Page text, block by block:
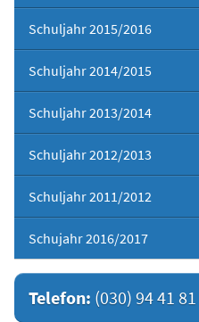
Schuljahr 2015/2016
Schuljahr 2014/2015
Schuljahr 2013/2014
Schuljahr 2012/2013
Schuljahr 2011/2012
Schujahr 2016/2017
Telefon: (030) 94 41